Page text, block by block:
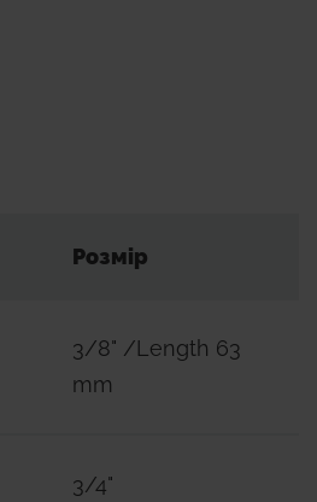
Розмір
3/8" /Length 63
mm
3/4"